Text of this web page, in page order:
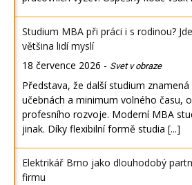
Studium MBA při práci i s rodinou?
většina lidí myslí
18 července 2026 - Svet v obraze
Představa, že další studium
učebnách a minimum volného času,
profesního rozvoje. Moderní MBA
jinak. Díky flexibilní formě studia [...]
Elektrikář Brno jako dlouhodobý
firmu